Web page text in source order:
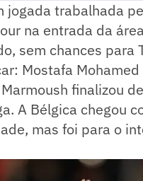
jogada trabalhada
na entrada da
sem chances para
Mostafa
finalizou
A Bélgica chegou
mas foi para o